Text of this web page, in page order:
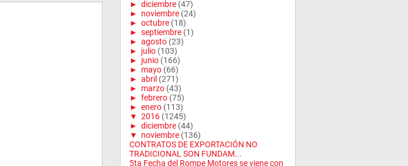
► diciembre (47)
► noviembre (24)
► octubre (18)
► septiembre (1)
► agosto (23)
► julio (103)
► junio (166)
► mayo (66)
► abril (271)
► marzo (43)
► febrero (75)
► enero (113)
▼ 2016 (1245)
► diciembre (44)
▼
noviembre (136)
CONTRATOS DE EXPORTACIÓN NO
TRADICIONAL SON FUNDAM...
5ta Fecha del Rompe Motores se viene con